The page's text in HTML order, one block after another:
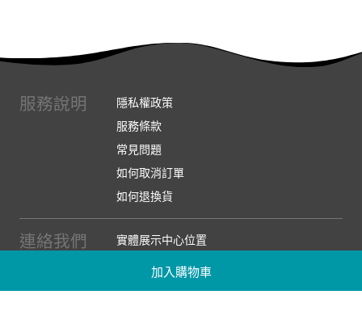
加入購物車
服務說明
隱私權政策
服務條款
常見問題
如何取消訂單
如何退換貨
連絡我們
實體展示中心位置
實體購物服務條款